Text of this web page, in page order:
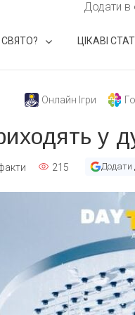
Додати в
ЦІКАВІ
Онлайн Ігри
у
факти 215 Додати